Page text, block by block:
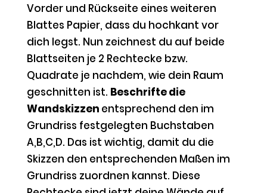
Vorder und Rückseite eines weiteren
Blattes Papier, dass du hochkant vor
dich legst. Nun zeichnest du auf beide
Blattseiten je 2 Rechtecke bzw.
Quadrate je nachdem, wie dein Raum
geschnitten ist. Beschrifte die
Wandskizzen entsprechend den im
Grundriss festgelegten Buchstaben
A,B,C,D. Das ist wichtig, damit du die
Skizzen den entsprechenden Maßen im
Grundriss zuordnen kannst. Diese